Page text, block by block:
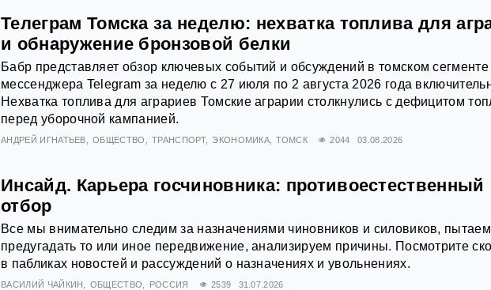
Телеграм Томска за неделю: нехватка топлива для
и обнаружение бронзовой белки
Бабр представляет обзор ключевых событий и обсуждений в томском сегменте
мессенджера Telegram за неделю с 27 июля по 2 августа 2026 года
Нехватка топлива для аграриев Томские аграрии столкнулись с дефицитом
перед уборочной кампанией.
АНДРЕЙ ИГНАТЬЕВ ОБЩЕСТВО ТРАНСПОРТ ЭКОНОМИКА ТОМСК 2044 03.08.2026
Инсайд. Карьера госчиновника: противоестественный
отбор
Все мы внимательно следим за назначениями чиновников и силовиков,
предугадать то или иное передвижение, анализируем причины. Посмотрите
в пабликах новостей и рассуждений о назначениях и увольнениях.
ВАСИЛИЙ ЧАЙКИН ОБЩЕСТВО РОССИЯ 2539 31.07.2026